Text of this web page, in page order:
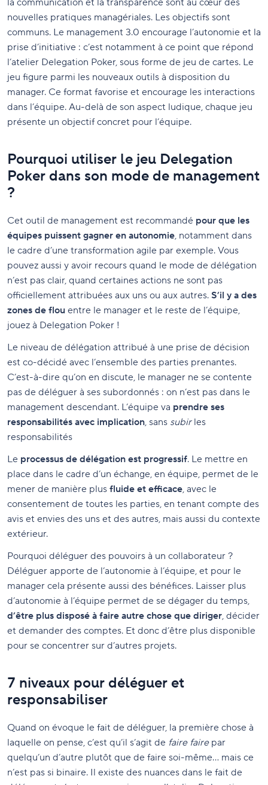
la communication et la transparence sont au cœur des
nouvelles pratiques managériales. Les objectifs sont
communs. Le management 3.0 encourage l’autonomie et la
prise d’initiative : c’est notamment à ce point que répond
l’atelier Delegation Poker, sous forme de jeu de cartes. Le
jeu figure parmi les nouveaux outils à disposition du
manager. Ce format favorise et encourage les interactions
dans l’équipe. Au-delà de son aspect ludique, chaque jeu
présente un objectif concret pour l’équipe.
Pourquoi utiliser le jeu Delegation
Poker dans son mode de management
?
Cet outil de management est recommandé pour que les
équipes puissent gagner en autonomie, notamment dans
le cadre d’une transformation agile par exemple. Vous
pouvez aussi y avoir recours quand le mode de délégation
n’est pas clair, quand certaines actions ne sont pas
officiellement attribuées aux uns ou aux autres. S’il y a des
zones de flou entre le manager et le reste de l’équipe,
jouez à Delegation Poker !
Le niveau de délégation attribué à une prise de décision
est co-décidé avec l’ensemble des parties prenantes.
C’est-à-dire qu’on en discute, le manager ne se contente
pas de déléguer à ses subordonnés : on n’est pas dans le
management descendant. L’équipe va prendre ses
responsabilités avec implication, sans subirles
responsabilités
Le processus de délégation est progressif. Le mettre en
place dans le cadre d’un échange, en équipe, permet de le
mener de manière plus fluide et efficace, avec le
consentement de toutes les parties, en tenant compte des
avis et envies des uns et des autres, mais aussi du contexte
extérieur.
Pourquoi déléguer des pouvoirs à un collaborateur ?
Déléguer apporte de l’autonomie à l’équipe, et pour le
manager cela présente aussi des bénéfices. Laisser plus
d’autonomie à l’équipe permet de se dégager du temps,
d’être plus disposé à faire autre chose que diriger, décider
et demander des comptes. Et donc d’être plus disponible
pour se concentrer sur d’autres projets.
7 niveaux pour déléguer et
responsabiliser
Quand on évoque le fait de déléguer, la première chose à
laquelle on pense, c’est qu’il s’agit de faire fairepar
quelqu’un d’autre plutôt que de faire soi-même… mais ce
n’est pas si binaire. Il existe des nuances dans le fait de